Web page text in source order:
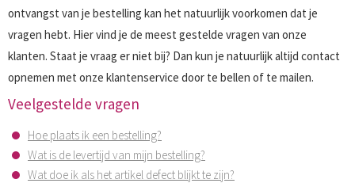
ontvangst van je bestelling kan het natuurlijk voorkomen dat je
vragen hebt. Hier vind je de meest gestelde vragen van onze
klanten. Staat je vraag er niet bij? Dan kun je natuurlijk altijd contact
opnemen met onze klantenservice door te bellen of te mailen.
Veelgestelde vragen
Hoe plaats ik een bestelling?
Wat is de levertijd van mijn bestelling?
Wat doe ik als het artikel defect blijkt te zijn?